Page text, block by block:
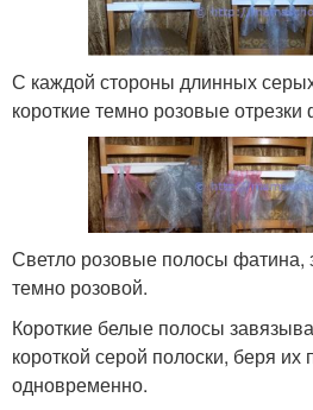
С каждой стороны длинных
короткие темно розовые отрезки
Светло розовые полосы фатина,
темно розовой.
Короткие белые полосы
короткой серой полоски, беря их
одновременно.